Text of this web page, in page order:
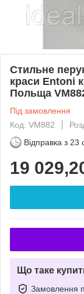
Стильне
краси Entoni
Польща
Під замовлення
Код: VM882
Відправка з 23
19
Що таке
Замовлення